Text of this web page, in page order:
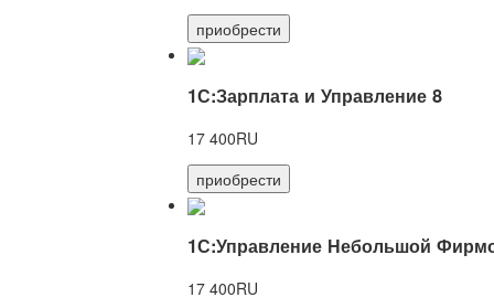
приобрести
1С:Зарплата и Управление 8
17 400RU
приобрести
1С:Управление Небольшой
17 400RU